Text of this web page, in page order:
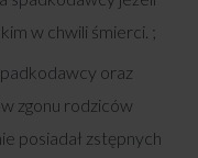
w chwili śmierci. ;
oraz
zgonu rodziców
posiadał zstępnych